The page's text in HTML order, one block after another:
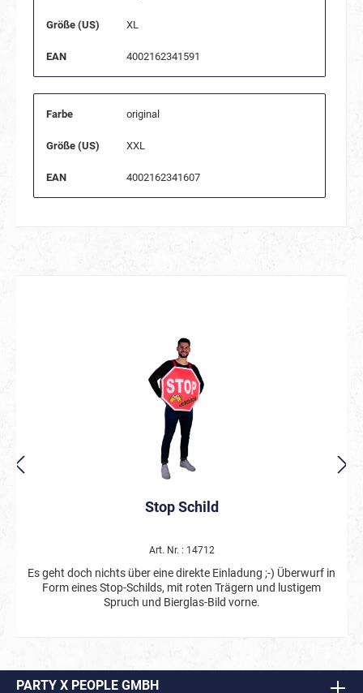
Größe (US) XL
EAN 4002162341591
Farbe original
Größe (US) XXL
EAN 4002162341607
Stop Schild
Art. Nr. : 14712
Es geht doch nichts über eine direkte Einladung ;-) Überwurf in
Form eines Stop-Schilds, mit roten Trägern und lustigem
Spruch und Bierglas-Bild vorne.
PARTY X PEOPLE GMBH